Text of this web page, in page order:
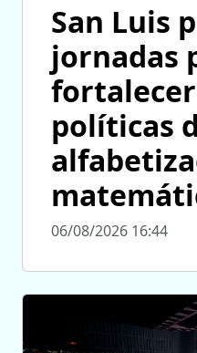
San Luis
jornadas
políticas
06/08/2026 16:44